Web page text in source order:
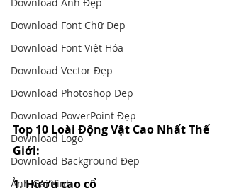
Download Font Chữ Đẹp
Download Font Việt Hóa
Download Vector Đẹp
Download Photoshop Đẹp
Download PowerPoint Đẹp
Download Logo
Download Background Đẹp
Ảnh Gái Xinh
Top 10 Loài Động Vật Cao Nhất Thế
Giới:
1. Hươu cao cổ